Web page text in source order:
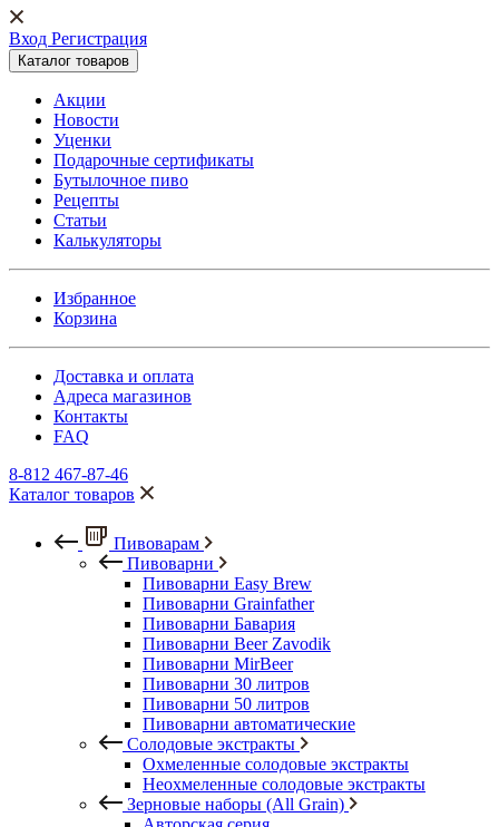
Вход Регистрация
Каталог товаров
Акции
Новости
Уценки
Подарочные сертификаты
Бутылочное пиво
Рецепты
Статьи
Калькуляторы
Избранное
Корзина
Доставка и оплата
Адреса магазинов
Контакты
FAQ
8-812 467-87-46
Каталог товаров
Пивоварам
Пивоварни
Пивоварни Easy Brew
Пивоварни Grainfather
Пивоварни Бавария
Пивоварни Beer Zavodik
Пивоварни MirBeer
Пивоварни 30 литров
Пивоварни 50 литров
Пивоварни автоматические
Солодовые экстракты
Охмеленные солодовые экстракты
Неохмеленные солодовые экстракты
Зерновые наборы (All Grain)